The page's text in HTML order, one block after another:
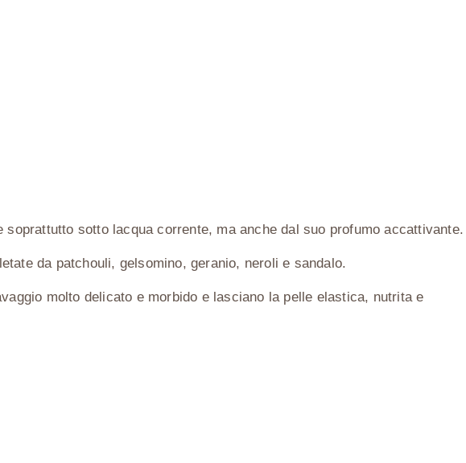
sotto lacqua corrente, ma anche dal suo profumo accattivante.
da patchouli, gelsomino, geranio, neroli e sandalo.
molto delicato e morbido e lasciano la pelle elastica, nutrita e